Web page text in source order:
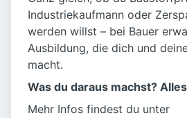
Industriekaufmann oder
werden willst – bei Bauer
Ausbildung, die dich und
macht.
Was du daraus machst?
Mehr Infos findest du unter